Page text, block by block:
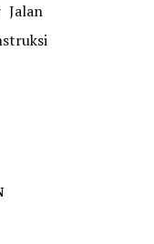
Jalan